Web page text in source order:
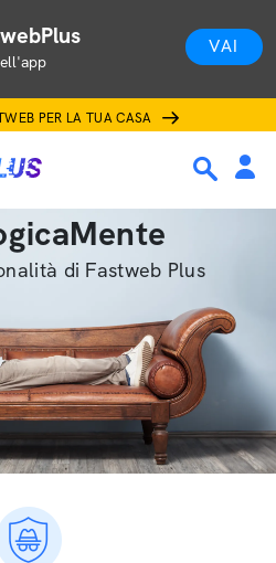
VAI
PER LA TUA CASA
di Fastweb Plus